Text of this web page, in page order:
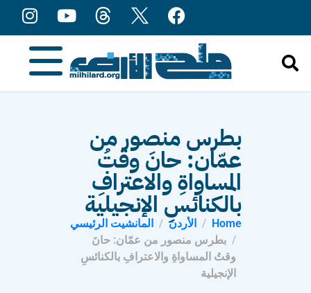
بطرس منصور من
عمّان: حانَ وقتُ
المساواةِ والاعترافِ
بالكنائسِ الإنجيلية
Home الأردن
المانشيت الرئيسي
بطرس منصور من عمّان: حانَ
وقتُ المساواةِ والاعترافِ بالكنائسِ
الإنجيلية